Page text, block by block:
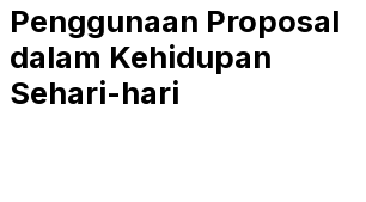
Penggunaan Proposal
dalam Kehidupan
Sehari-hari